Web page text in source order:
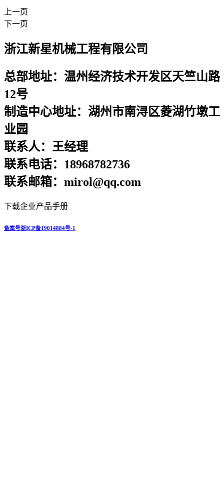
上一页
下一页
浙江新星机械工程有限公司
总部地址：温州经济技术开发区天竺山路
12号
制造中心地址：湖州市南浔区菱湖竹墩工
业园
联系人：王经理
联系电话：18968782736
联系邮箱：mirol@qq.com
下载企业产品手册
备案号浙ICP备19014884号-1